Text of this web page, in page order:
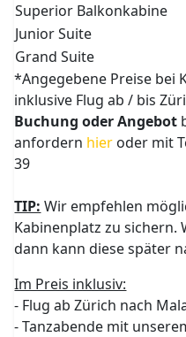
Superior Balkonkabine
Junior Suite
Grand Suite
*Angegebene Preise bei
inklusive Flug ab / bis
Buchung oder Angebot
anfordern hier oder mit
39
TIP: Wir empfehlen
Kabinenplatz zu sichern.
dann kann diese später
Im Preis inklusiv:
- Flug ab Zürich nach
- Tanzabende mit